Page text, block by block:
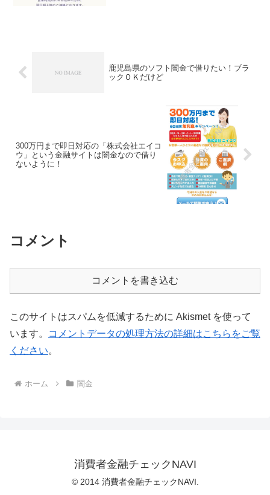
鹿児島県のソフト闇金で借りたい！ブラ
ックＯＫだけど
300万円まで即日対応の「株式会社エイコ
ウ」という金融サイトは闇金なので借り
ないように！
コメント
コメントを書き込む
このサイトはスパムを低減するために Akismet を使って
います。
コメントデータの処理方法の詳細はこちらをご覧
ください。
ホーム 闇金
消費者金融チェックNAVI
© 2014 消費者金融チェックNAVI.